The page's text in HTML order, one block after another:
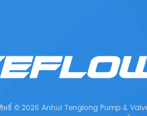
ทธิ์ © 2026 Anhui Tenglong Pump &